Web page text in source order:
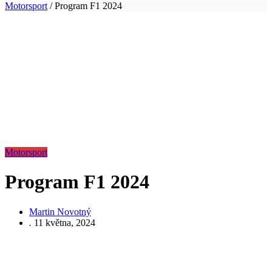
Motorsport /Program F1 2024
Motorsport
Program F1 2024
Martin Novotný
. 11 května, 2024